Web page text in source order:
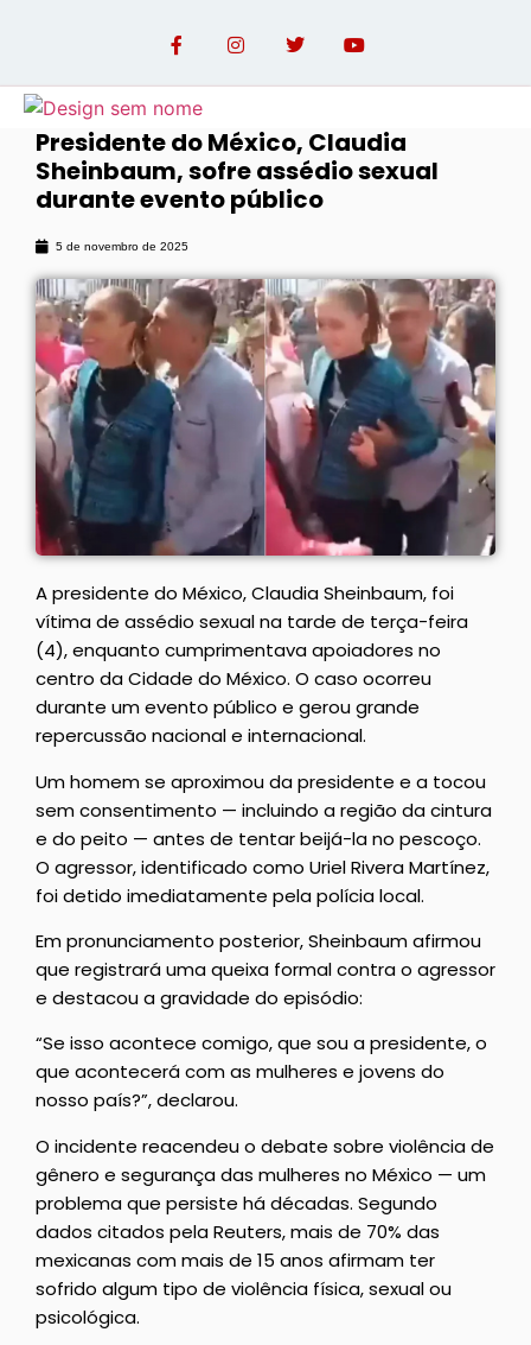
Presidente do México, Claudia
Sheinbaum, sofre assédio sexual
durante evento público
5 de novembro de 2025
A presidente do México, Claudia Sheinbaum, foi
vítima de assédio sexual na tarde de terça-feira
(4), enquanto cumprimentava apoiadores no
centro da Cidade do México. O caso ocorreu
durante um evento público e gerou grande
repercussão nacional e internacional.
Um homem se aproximou da presidente e a tocou
sem consentimento — incluindo a região da cintura
e do peito — antes de tentar beijá-la no pescoço.
O agressor, identificado como Uriel Rivera Martínez,
foi detido imediatamente pela polícia local.
Em pronunciamento posterior, Sheinbaum afirmou
que registrará uma queixa formal contra o agressor
e destacou a gravidade do episódio:
“Se isso acontece comigo, que sou a presidente, o
que acontecerá com as mulheres e jovens do
nosso país?”, declarou.
O incidente reacendeu o debate sobre violência de
gênero e segurança das mulheres no México — um
problema que persiste há décadas. Segundo
dados citados pela Reuters, mais de 70% das
mexicanas com mais de 15 anos afirmam ter
sofrido algum tipo de violência física, sexual ou
psicológica.